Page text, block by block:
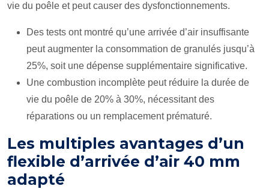
vie du poêle et peut causer des dysfonctionnements.
Des tests ont montré qu’une arrivée d’air insuffisante
peut augmenter la consommation de granulés jusqu’à
25%, soit une dépense supplémentaire significative.
Une combustion incomplète peut réduire la durée de
vie du poêle de 20% à 30%, nécessitant des
réparations ou un remplacement prématuré.
Les multiples avantages d’un
flexible d’arrivée d’air 40 mm
adapté